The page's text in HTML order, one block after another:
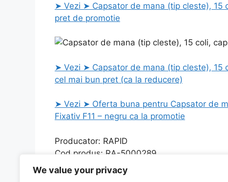
We value your privacy
➤ Vezi ➤ Capsator de mana (tip cleste), 15
pret de promotie
➤ Vezi ➤ Capsator de mana (tip cleste), 15
cel mai bun pret (ca la reducere)
➤ Vezi ➤ Oferta buna pentru Capsator de
Fixativ F11 – negru ca la promotie
Producator: RAPID
Cod produs: RA-5000289
Magazin: Vexio.ro